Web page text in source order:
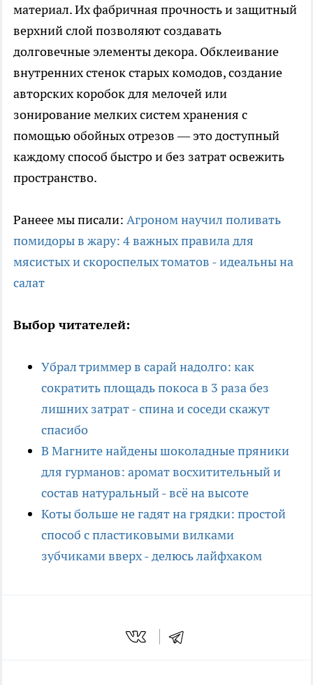
материал. Их фабричная прочность и защитный
верхний слой позволяют создавать
долговечные элементы декора. Обклеивание
внутренних стенок старых комодов, создание
авторских коробок для мелочей или
зонирование мелких систем хранения с
помощью обойных отрезов — это доступный
каждому способ быстро и без затрат освежить
пространство.
Ранеее мы писали: Агроном научил поливать
помидоры в жару: 4 важных правила для
мясистых и скороспелых томатов - идеальны на
салат
Выбор читателей:
Убрал триммер в сарай надолго: как
сократить площадь покоса в 3 раза без
лишних затрат - спина и соседи скажут
спасибо
В Магните найдены шоколадные пряники
для гурманов: аромат восхитительный и
состав натуральный - всё на высоте
Коты больше не гадят на грядки: простой
способ с пластиковыми вилками
зубчиками вверх - делюсь лайфхаком